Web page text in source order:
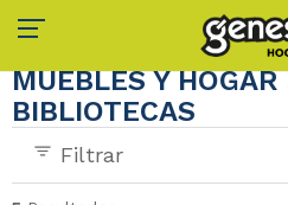
MUEBLES Y HOGAR
BIBLIOTECAS
Filtrar